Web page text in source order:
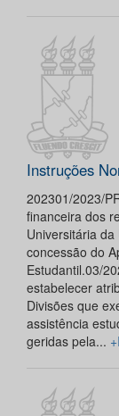
Instruções
202301/2023/
financeira dos
Universitária
concessão do
Estudantil.03/
estabelecer
Divisões que
assistência
geridas pela...